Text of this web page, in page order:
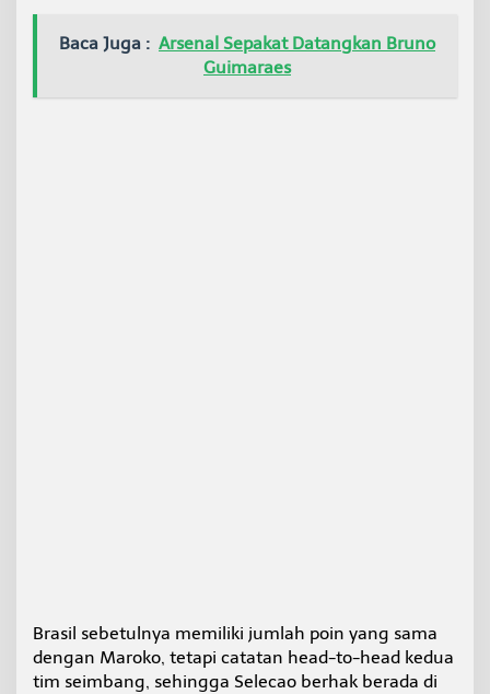
a
m
Baca Juga : Arsenal Sepakat Datangkan Bruno
Guimaraes
Brasil sebetulnya memiliki jumlah poin yang sama
dengan Maroko, tetapi catatan head-to-head kedua
tim seimbang, sehingga Selecao berhak berada di